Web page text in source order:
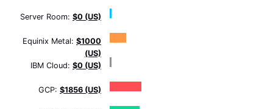
Server Room: $0 (US)
Equinix Metal: $1000
(US)
IBM Cloud: $0 (US)
GCP: $1856 (US)